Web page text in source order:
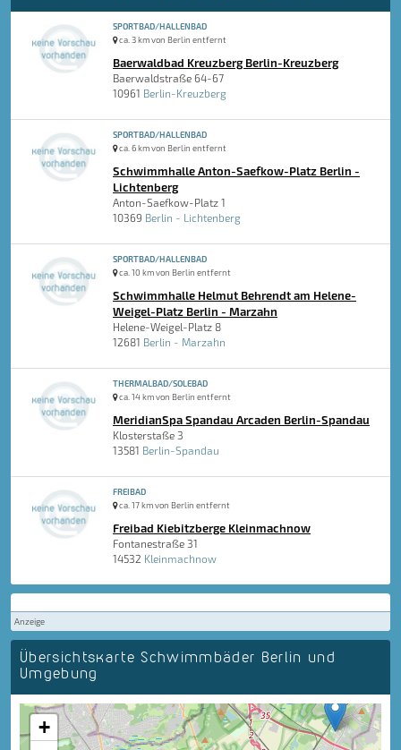
SPORTBAD/HALLENBAD
ca. 3 km von Berlin entfernt
Baerwaldbad Kreuzberg Berlin-Kreuzberg
Baerwaldstraße 64-67
10961 Berlin-Kreuzberg
SPORTBAD/HALLENBAD
ca. 6 km von Berlin entfernt
Schwimmhalle Anton-Saefkow-Platz Berlin -
Lichtenberg
Anton-Saefkow-Platz 1
10369 Berlin - Lichtenberg
SPORTBAD/HALLENBAD
ca. 10 km von Berlin entfernt
Schwimmhalle Helmut Behrendt am Helene-
Weigel-Platz Berlin - Marzahn
Helene-Weigel-Platz 8
12681 Berlin - Marzahn
THERMALBAD/SOLEBAD
ca. 14 km von Berlin entfernt
MeridianSpa Spandau Arcaden Berlin-Spandau
Klosterstaße 3
13581 Berlin-Spandau
FREIBAD
ca. 17 km von Berlin entfernt
Freibad Kiebitzberge Kleinmachnow
Fontanestraße 31
14532 Kleinmachnow
Anzeige
Übersichtskarte Schwimmbäder Berlin und
Umgebung
+